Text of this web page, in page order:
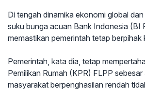
Di tengah dinamika ekonomi global
suku bunga acuan Bank Indonesia (BI
memastikan pemerintah tetap berpihak
Pemerintah, kata dia, tetap
Pemilikan Rumah (KPR) FLPP
masyarakat berpenghasilan rendah